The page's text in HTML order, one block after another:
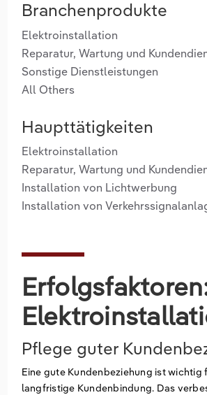
Branchenprodukte
Elektroinstallation
Reparatur, Wartung und
Sonstige Dienstleistungen
All Others
Haupttätigkeiten
Elektroinstallation
Reparatur, Wartung und
Installation von Lichtwerbung
Installation von
Pflege guter
Eine gute Kundenbeziehung ist wichtig
langfristige Kundenbindung. Das